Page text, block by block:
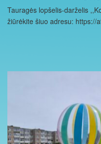
Tauragės lopšelis-darželis
žiūrėkite šiuo adresu: https://